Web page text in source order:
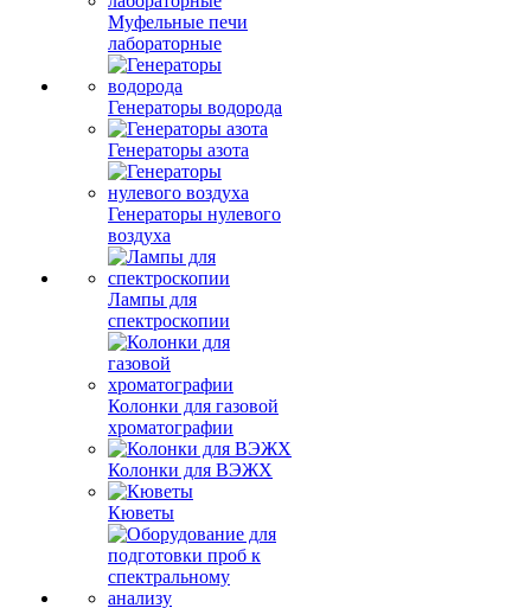
Муфельные печи
лабораторные
Генераторы водорода
Генераторы азота
Генераторы нулевого
воздуха
Лампы для
спектроскопии
Колонки для газовой
хроматографии
Колонки для ВЭЖХ
Кюветы